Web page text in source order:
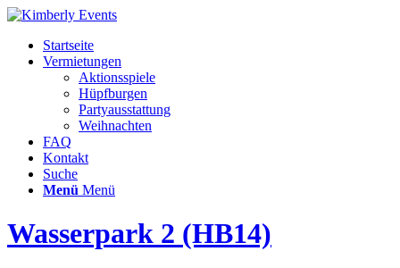
Startseite
Vermietungen
Aktionsspiele
Hüpfburgen
Partyausstattung
Weihnachten
FAQ
Kontakt
Suche
Menü Menü
Wasserpark 2 (HB14)